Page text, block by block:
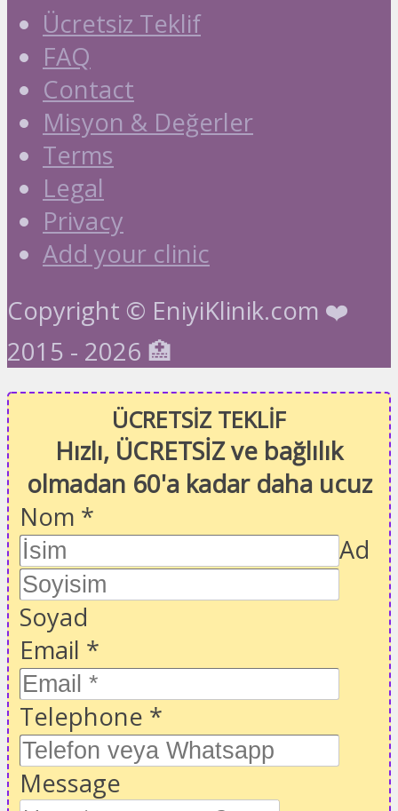
Ücretsiz Teklif
FAQ
Contact
Misyon & Değerler
Terms
Legal
Privacy
Add your clinic
Copyright © EniyiKlinik.com ❤️
2015 - 2026 🏥
ÜCRETSİZ TEKLİF
Hızlı, ÜCRETSİZ ve bağlılık
olmadan 60'a kadar daha ucuz
Nom *
Ad
Soyad
Email *
Telephone *
Message